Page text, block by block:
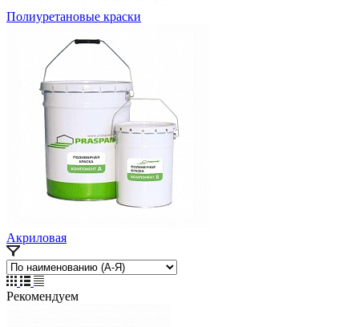
Полиуретановые краски
Акриловая
Рекомендуем